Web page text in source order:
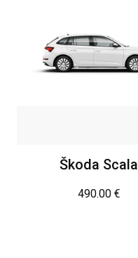
Škoda Scala
490.00 €